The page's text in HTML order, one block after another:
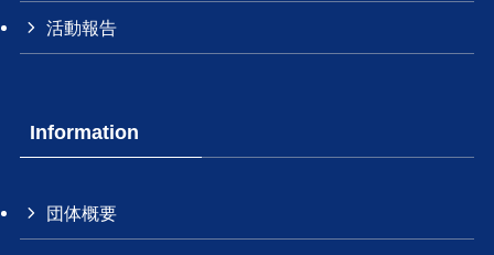
活動報告
Information
団体概要